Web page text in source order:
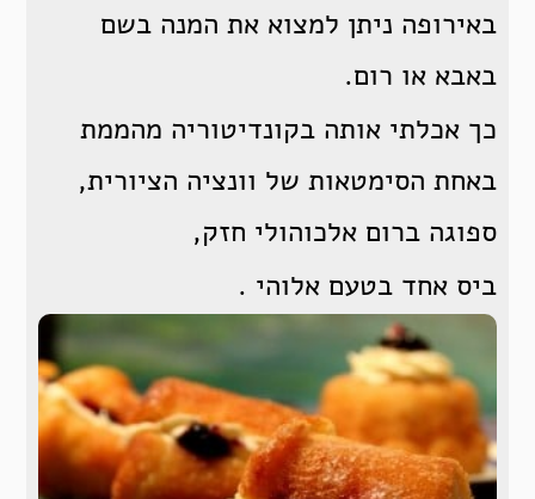
באירופה ניתן למצוא את המנה בשם
באבא או רום.
כך אכלתי אותה בקונדיטוריה מהממת
באחת הסימטאות של וונציה הציורית,
ספוגה ברום אלכוהולי חזק,
ביס אחד בטעם אלוהי .